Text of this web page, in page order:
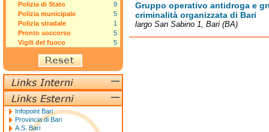
Gruppo operativo antidroga e
criminalità organizzata di Bari
largo San Sabino 1, Bari (BA)
Polizia di Stato
9
Polizia municipale
5
Polizia stradale
1
Pronto soccorso
5
Vigili del fuoco
5
Infopoint Bari
Provincia di Bari
A.S. Bari